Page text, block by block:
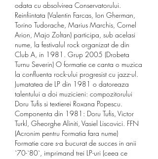
odata cu absolvirea Conservatorului.
Reinfiintata (Valentin Farcas, Ion Gherman,
Torino Tudorache, Marius Marchis, Cornel
Arion, Majo Zoltan) participa, sub acelasi
nume, la festivalul rock organizat de din
Club A, in 1981. Grup 2005 (Drobeta
Turnu Severin) O formatie ce canta o muzica
la confluenta rock-ului progresist cu jazz-ul.
Jumatatea de LP din 1981 o datoreaza
talentului a doi muzicieni: compozitorului
Doru Tufis si textierei Roxana Popescu.
Componenta din 1981: Doru Tufis, Victor
Turkl, Gheorghe Aliniti, Vasiel Liscovici. FFN
(Acronim pentru Formatia fara nume)
Formatie care s-a bucurat de succes in anii
`70-`80`, imprimand trei LP-uri (ceea ce